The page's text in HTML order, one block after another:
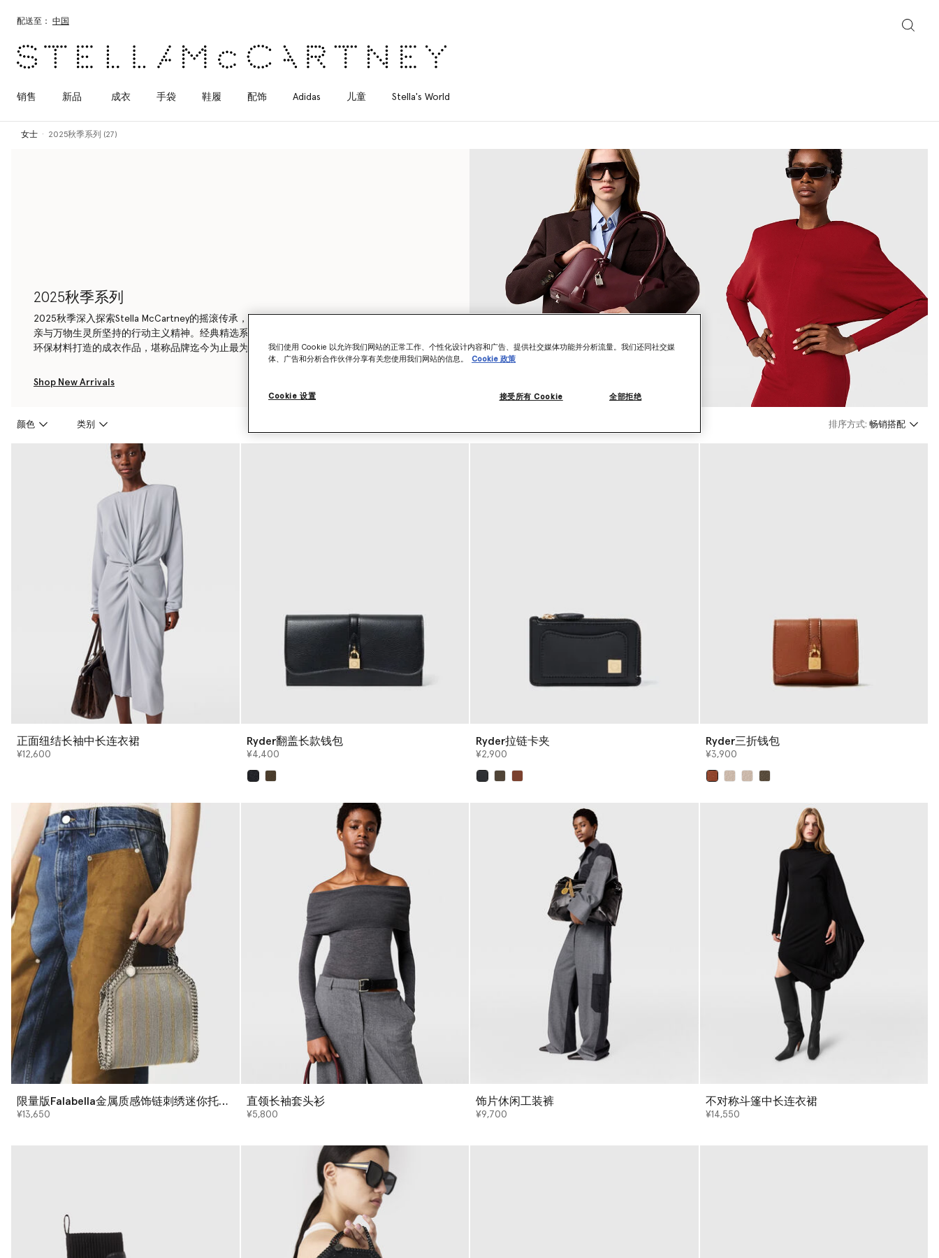
配送至： 中国
销售 新品 成衣 手袋 鞋履 配饰 Adidas 儿童 Stella's World
女士 2025秋季系列 (27)
2025秋季系列
2025秋季深入探索Stella McCartney的摇滚传承，灵感源自她的父母、个人档案以及她为地球母
亲与万物生灵所坚持的行动主义精神。经典精选系列将舒适、感性和可持续性融入其中，以99%
环保材料打造的成衣作品，堪称品牌迄今为止最为环保的时尚典范之一。
Shop New Arrivals
颜色 类别 排序方式: 畅销搭配
正面纽结长袖中长连衣裙
¥12,600
Ryder翻盖长款钱包
¥4,400
Ryder拉链卡夹
¥2,900
Ryder三折钱包
¥3,900
限量版Falabella金属质感饰链刺绣迷你托特
包
¥13,650
直领长袖套头衫
¥5,800
饰片休闲工装裤
¥9,700
不对称斗篷中长连衣裙
¥14,550
我们使用 Cookie 以允许我们网站的正常工作、个性化设计内容和广告、提供社交媒体功能并分析流量。我们还同社交媒
体、广告和分析合作伙伴分享有关您使用我们网站的信息。
Cookie 政策
Cookie 设置 全部拒绝
接受所有 Cookie